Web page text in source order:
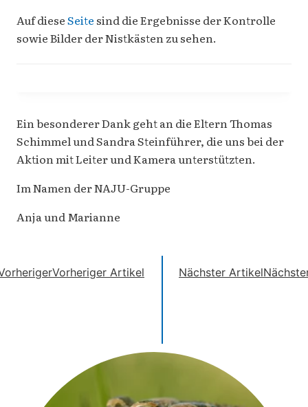
Auf dieseSeite sind die Ergebnisse der Kontrolle
sowie Bilder der Nistkästen zu sehen.
Ein besonderer Dank geht an die Eltern Thomas
Schimmel und Sandra Steinführer, die uns bei der
Aktion mit Leiter und Kamera unterstützten.
Im Namen der NAJU-Gruppe
Anja und Marianne
Vorheriger Artikel Nächster Artikel